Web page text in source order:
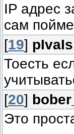
IP адрес
сам
[19] pIvaIs
Тоесть
[20]
Это